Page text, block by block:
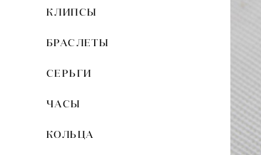
КЛИПСЫ
БРАСЛЕТЫ
СЕРЬГИ
ЧАСЫ
КОЛЬЦА